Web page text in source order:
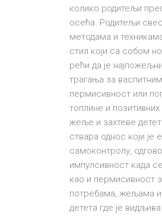
колико родитељи
осећа. Родитељи
методама и
стил који са собом
рећи да је
трагања за
пермисивност или
топлине и
жеље и захтеве
ствара однос који
самоконтролу,
импулсивност када
као и пермисивност
потребама, жељама и
детета где је